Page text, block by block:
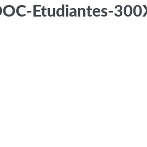
Etudiantes-